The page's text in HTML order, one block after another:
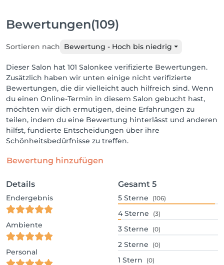
Bewertungen(109)
Sortieren nach Bewertung - Hoch bis niedrig
Dieser Salon hat 101 Salonkee verifizierte Bewertungen.
Zusätzlich haben wir unten einige nicht verifizierte
Bewertungen, die dir vielleicht auch hilfreich sind. Wenn
du einen Online-Termin in diesem Salon gebucht hast,
möchten wir dich ermutigen, deine Erfahrungen zu
teilen, indem du eine Bewertung hinterlässt und anderen
hilfst, fundierte Entscheidungen über ihre
Schönheitsbedürfnisse zu treffen.
Bewertung hinzufügen
Details
Endergebnis
Ambiente
Personal
Gesamt 5
5 Sterne (106)
4 Sterne (3)
3 Sterne (0)
2 Sterne (0)
1 Stern (0)